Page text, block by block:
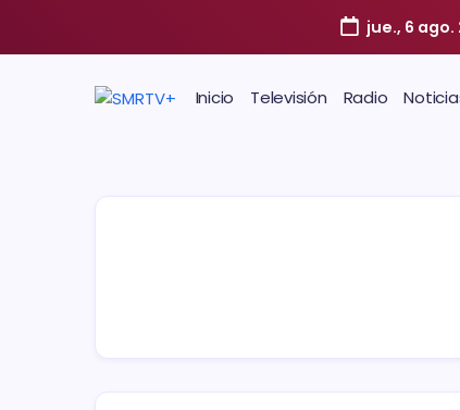
jue., 6 ago.
Inicio Televisión Radio